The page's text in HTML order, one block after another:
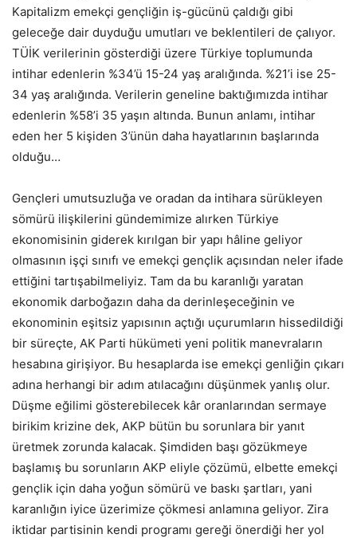
Kapitalizm emekçi gençliğin iş-gücünü çaldığı gibi
geleceğe dair duyduğu umutları ve beklentileri de çalıyor.
TÜİK verilerinin gösterdiği üzere Türkiye toplumunda
intihar edenlerin %34’ü 15-24 yaş aralığında. %21’i ise 25-
34 yaş aralığında. Verilerin geneline baktığımızda intihar
edenlerin %58’i 35 yaşın altında. Bunun anlamı, intihar
eden her 5 kişiden 3’ünün daha hayatlarının başlarında
olduğu…
Gençleri umutsuzluğa ve oradan da intihara sürükleyen
sömürü ilişkilerini gündemimize alırken Türkiye
ekonomisinin giderek kırılgan bir yapı hâline geliyor
olmasının işçi sınıfı ve emekçi gençlik açısından neler ifade
ettiğini tartışabilmeliyiz. Tam da bu karanlığı yaratan
ekonomik darboğazın daha da derinleşeceğinin ve
ekonominin eşitsiz yapısının açtığı uçurumların hissedildiği
bir süreçte, AK Parti hükümeti yeni politik manevraların
hesabına girişiyor. Bu hesaplarda ise emekçi genliğin çıkarı
adına herhangi bir adım atılacağını düşünmek yanlış olur.
Düşme eğilimi gösterebilecek kâr oranlarından sermaye
birikim krizine dek, AKP bütün bu sorunlara bir yanıt
üretmek zorunda kalacak. Şimdiden başı gözükmeye
başlamış bu sorunların AKP eliyle çözümü, elbette emekçi
gençlik için daha yoğun sömürü ve baskı şartları, yani
karanlığın iyice üzerimize çökmesi anlamına geliyor. Zira
iktidar partisinin kendi programı gereği önerdiği her yol